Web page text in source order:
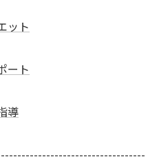
ット
ート
導